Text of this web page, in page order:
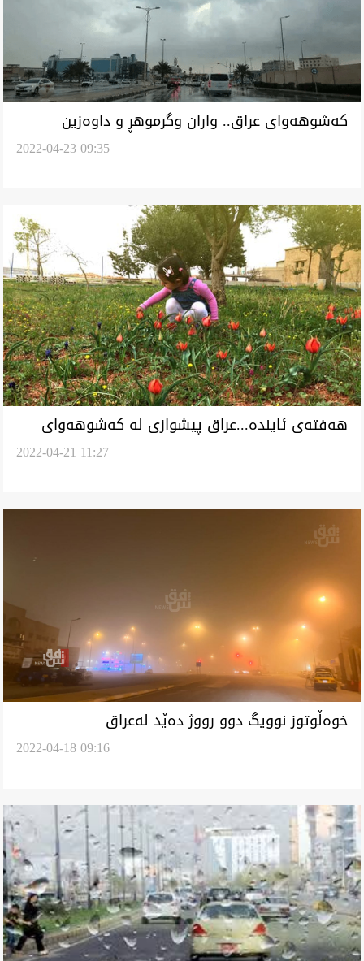
کەشوهەوای عراق.. واران وگرموهڕ و داوەزین
2022-04-23 09:35
هەفتەی ئایندە...عراق پیشوازی لە کەشوهەوای
2022-04-21 11:27
خوەڵوتوز نوویگ دوو رووژ دەێد لەعراق
2022-04-18 09:16